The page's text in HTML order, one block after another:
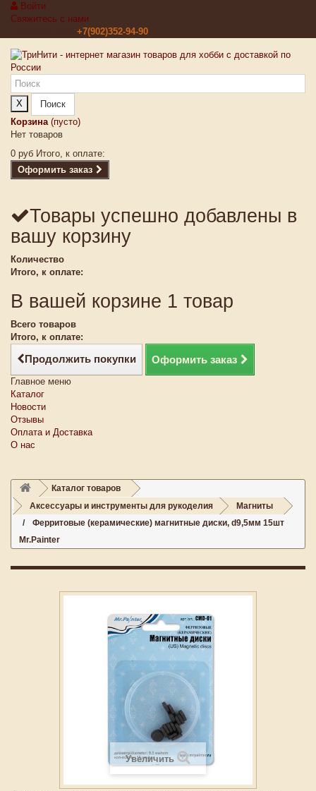
Войти
Свяжитесь с нами
+7(902)352-94-90
X
Поиск
Корзина (пусто)
Нет товаров
0 руб Итого, к оплате:
Оформить заказ
Товары успешно добавлены в
вашу корзину
Количество
Итого, к оплате:
В вашей корзине 1 товар
Всего товаров
Итого, к оплате:
Продолжить покупки Оформить заказ
Главное меню
Каталог
Новости
Отзывы
Оплата и Доставка
О нас
Каталог товаров
Аксессуары и инструменты для рукоделия
Магниты
Ферритовые (керамические) магнитные диски, d9,5мм 15шт
Mr.Painter
Увеличить